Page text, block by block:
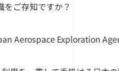
をご存知ですか？
Aerospace Exploration